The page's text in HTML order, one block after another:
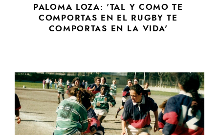
PALOMA LOZA: 'TAL Y COMO TE
COMPORTAS EN EL RUGBY TE
COMPORTAS EN LA VIDA'